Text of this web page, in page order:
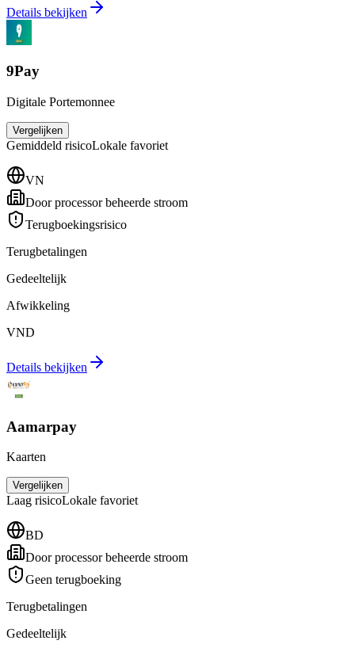
Details bekijken
9Pay
Digitale Portemonnee
Vergelijken
Gemiddeld risicoLokale favoriet
VN
Door processor beheerde stroom
Terugboekingsrisico
Terugbetalingen
Gedeeltelijk
Afwikkeling
VND
Details bekijken
Aamarpay
Kaarten
Vergelijken
Laag risicoLokale favoriet
BD
Door processor beheerde stroom
Geen terugboeking
Terugbetalingen
Gedeeltelijk